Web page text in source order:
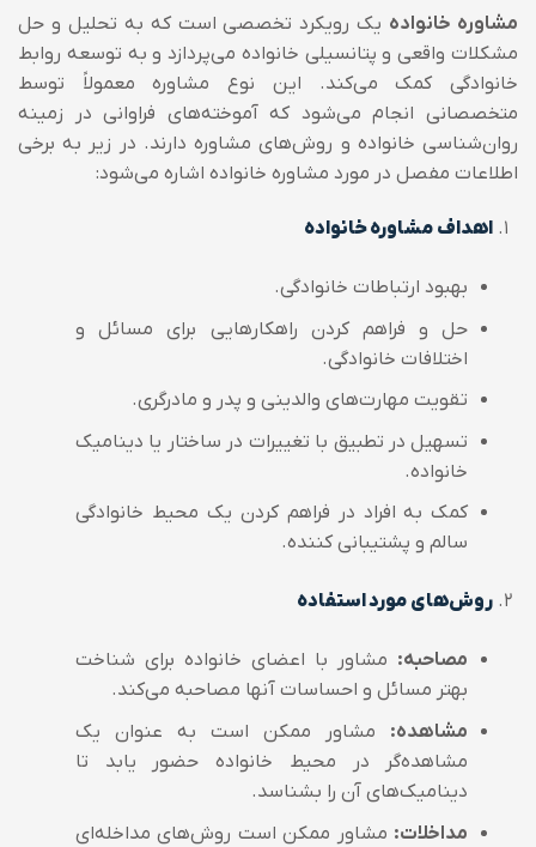
مشاوره خانواده یک رویکرد تخصصی است که به تحلیل و حل
مشکلات واقعی و پتانسیلی خانواده می‌پردازد و به توسعه روابط
خانوادگی کمک می‌کند. این نوع مشاوره معمولاً توسط
متخصصانی انجام می‌شود که آموخته‌های فراوانی در زمینه
روان‌شناسی خانواده و روش‌های مشاوره دارند. در زیر به برخی
اطلاعات مفصل در مورد مشاوره خانواده اشاره می‌شود:
اهداف مشاوره خانواده
بهبود ارتباطات خانوادگی.
حل و فراهم کردن راهکارهایی برای مسائل و
اختلافات خانوادگی.
تقویت مهارت‌های والدینی و پدر و مادرگری.
تسهیل در تطبیق با تغییرات در ساختار یا دینامیک
خانواده.
کمک به افراد در فراهم کردن یک محیط خانوادگی
سالم و پشتیبانی کننده.
روش‌های مورد استفاده
مصاحبه: مشاور با اعضای خانواده برای شناخت
بهتر مسائل و احساسات آنها مصاحبه می‌کند.
مشاهده: مشاور ممکن است به عنوان یک
مشاهده‌گر در محیط خانواده حضور یابد تا
دینامیک‌های آن را بشناسد.
مداخلات: مشاور ممکن است روش‌های مداخله‌ای